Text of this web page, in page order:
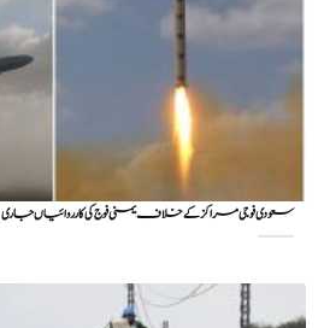
سعودی فوجی مراکز کے خلاف یمنی فوج کی کارروائیاں جاری